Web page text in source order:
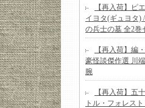
【再入荷】ピ
イヨタ(ギュヨタ)
の兵士の墓 全2巻
【再入荷】編
豪怪談傑作選 川
腕
【再入荷】五
トル・フォレス